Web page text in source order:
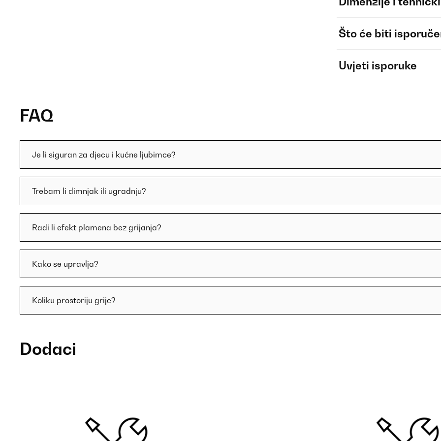
Što će biti
Uvjeti isporuke
FAQ
Je li siguran za djecu i kućne ljubimce?
Trebam li dimnjak ili ugradnju?
Radi li efekt plamena bez grijanja?
Kako se upravlja?
Koliku prostoriju grije?
Dodaci